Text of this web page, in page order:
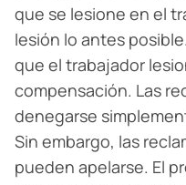
que se lesione en el
lesión lo antes
que el trabajador
compensación. Las
denegarse
Sin embargo, las
pueden apelarse. El